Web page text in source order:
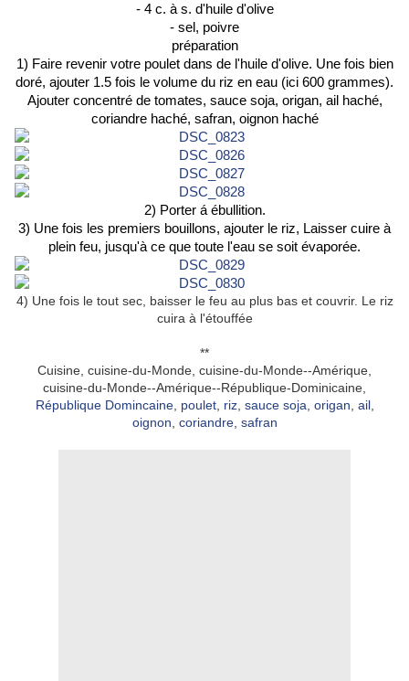
- 4 c. à s. d'huile d'olive
- sel, poivre
préparation
1) Faire revenir votre poulet dans de l'huile d'olive. Une fois bien
doré, ajouter 1.5 fois le volume du riz en eau (ici 600 grammes).
Ajouter concentré de tomates, sauce soja, origan, ail haché,
coriandre haché, safran, oignon haché
2) Porter á ébullition.
3) Une fois les premiers bouillons, ajouter le riz, Laisser cuire à
plein feu, jusqu'à ce que toute l'eau se soit évaporée.
4) Une fois le tout sec, baisser le feu au plus bas et couvrir. Le riz
cuira à l'étouffée
**
Cuisine, cuisine-du-Monde, cuisine-du-Monde--Amérique,
cuisine-du-Monde--Amérique--République-Dominicaine,
République Domincaine, poulet, riz, sauce soja origan ail,
oignon coriandre, safran